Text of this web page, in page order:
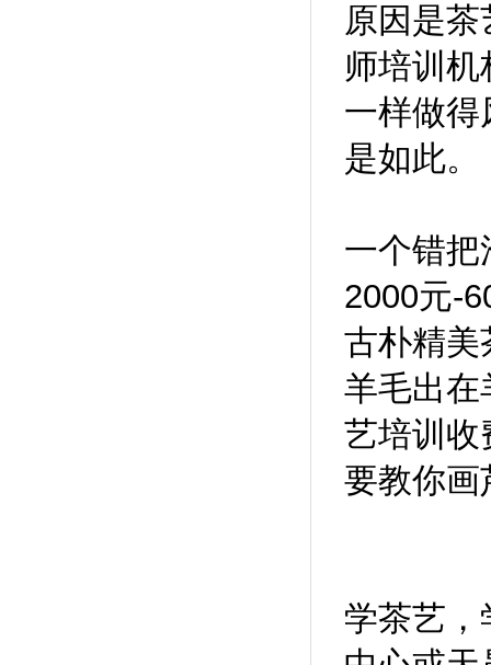
原因是
师培训
一样做得
是如此。
一个错把
2000元-
古朴精美
羊毛出在
艺培训收
要教你画
学茶艺，